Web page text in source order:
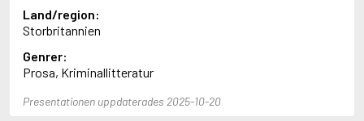
Abbott, John
Abbott, Megan
Abdel-Fattah, Randa
Abdolah, Kader
Abé, Kobo
Abele, Inga
Land/region:
Storbritannien
Genrer:
Prosa, Kriminallitteratur
Presentationen uppdaterades 2025-10-20